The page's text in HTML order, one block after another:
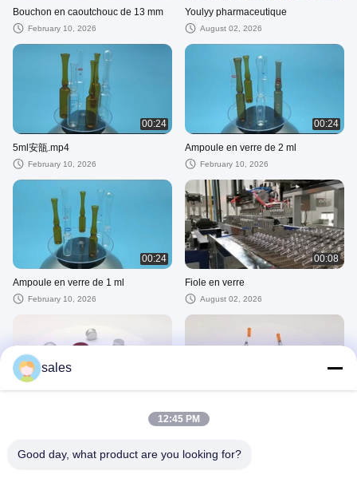
Bouchon en caoutchouc de 13 mm
February 10, 2026
Youlyy pharmaceutique
August 02, 2026
00:24
5ml安瓿.mp4
February 10, 2026
00:24
Ampoule en verre de 2 ml
February 10, 2026
00:24
Ampoule en verre de 1 ml
February 10, 2026
00:08
Fiole en verre
August 02, 2026
00:40 00:41
Seringue d'insuline
sales
12:45 PM
Good day, what product are you looking for?